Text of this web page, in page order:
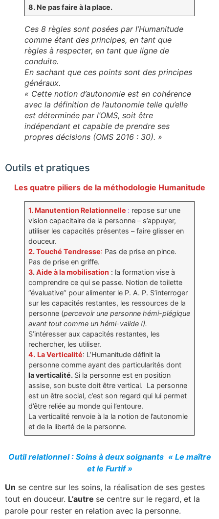
8. Ne pas faire à la place.
Ces 8 règles sont posées par l’Humanitude
comme étant des principes, en tant que
règles à respecter, en tant que ligne de
conduite.
En sachant que ces points sont des principes
généraux.
« Cette notion d’autonomie est en cohérence
avec la définition de l’autonomie telle qu’elle
est déterminée par l’OMS, soit être
indépendant et capable de prendre ses
propres décisions (OMS 2016 : 30). »
Outils et pratiques
Les quatre piliers de la méthodologie Humanitude
1. Manutention Relationnelle : repose sur une
vision capacitaire de la personne – s’appuyer,
utiliser les capacités présentes – faire glisser en
douceur.
2. Touché Tendresse: Pas de prise en pince.
Pas de prise en griffe.
3.Aide à la mobilisation : la formation vise à
comprendre ce qui se passe. Notion de toilette
‘’évaluative’’ pour alimenter le P. A. P. S’interroger
sur les capacités restantes, les ressources de la
personne (percevoir une personne hémi-plégique
avant tout comme un hémi-valide !).
S’intéresser aux capacités restantes, les
rechercher, les utiliser.
4. La Verticalité: L’Humanitude définit la
personne comme ayant des particularités dont
la verticalité. Si la personne est en position
assise, son buste doit être vertical. La personne
est un être social, c’est son regard qui lui permet
d’être reliée au monde qui l’entoure.
La verticalité renvoie à la la notion de l’autonomie
et de la liberté de la personne.
Outil relationnel : Soins à deux soignants « Le maître
et le Furtif »
Un se centre sur les soins, la réalisation de ses gestes
tout en douceur. L’autre se centre sur le regard, et la
parole pour rester en relation avec la personne.